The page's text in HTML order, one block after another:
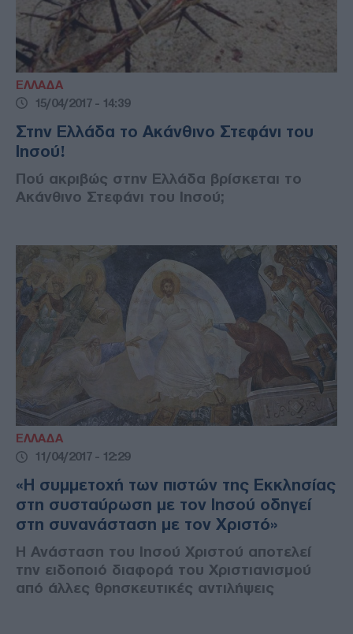
ΕΛΛΑΔΑ
15/04/2017 - 14:39
Στην Ελλάδα το Ακάνθινο Στεφάνι του
Ιησού!
Πού ακριβώς στην Ελλάδα βρίσκεται το
Ακάνθινο Στεφάνι του Ιησού;
ΕΛΛΑΔΑ
11/04/2017 - 12:29
«Η συμμετοχή των πιστών της Εκκλησίας
στη συσταύρωση με τον Ιησού οδηγεί
στη συνανάσταση με τον Χριστό»
Η Ανάσταση του Ιησού Χριστού αποτελεί
την ειδοποιό διαφορά του Χριστιανισμού
από άλλες θρησκευτικές αντιλήψεις